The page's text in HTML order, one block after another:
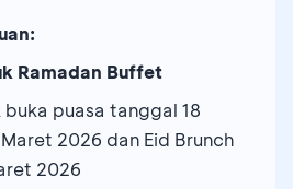
Ramadan Buffet
buka puasa tanggal 18
2026 dan Eid Brunch
2026